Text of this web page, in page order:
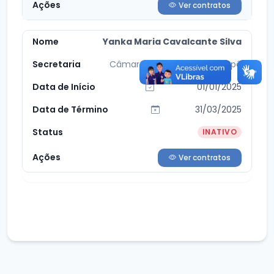
Ver contratos
Yanka Maria Cavalcante Silva
Câmara Municipal de Massapê
01/01/2025
31/03/2025
INATIVO
Ver contratos